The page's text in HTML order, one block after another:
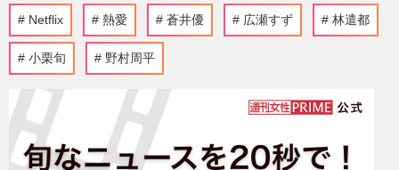
Netflix 熱愛 蒼井優 広瀬すず 林遣都
小栗旬 野村周平